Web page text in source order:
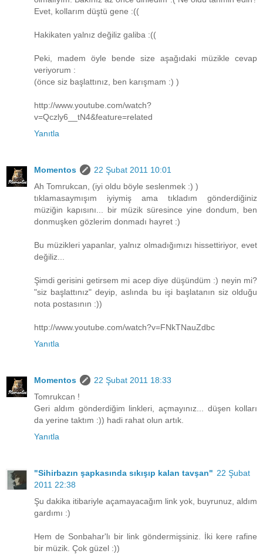
Evet, kollarım düştü gene :((
Hakikaten yalnız değiliz galiba :((
Peki, madem öyle bende size aşağıdaki müzikle cevap
veriyorum :
(önce siz başlattınız, ben karışmam :) )
http://www.youtube.com/watch?
v=Qczly6__tN4&feature=related
Yanıtla
Momentos
22 Şubat 2011 10:01
Ah Tomrukcan, (iyi oldu böyle seslenmek :) )
tıklamasaymışım iyiymiş ama tıkladım gönderdiğiniz
müziğin kapısını... bir müzik süresince yine dondum, ben
donmuşken gözlerim donmadı hayret :)
Bu müzikleri yapanlar, yalnız olmadığımızı hissettiriyor, evet
değiliz...
Şimdi gerisini getirsem mi acep diye düşündüm :) neyin mi?
"siz başlattınız" deyip, aslında bu işi başlatanın siz olduğu
nota postasının :))
http://www.youtube.com/watch?v=FNkTNauZdbc
Yanıtla
Momentos
22 Şubat 2011 18:33
Tomrukcan !
Geri aldım gönderdiğim linkleri, açmayınız... düşen kolları
da yerine taktım :)) hadi rahat olun artık.
Yanıtla
"Sihirbazın şapkasında sıkışıp kalan tavşan" 22 Şubat
2011 22:38
Şu dakika itibariyle açamayacağım link yok, buyrunuz, aldım
gardımı :)
Hem de Sonbahar'lı bir link göndermişsiniz. İki kere rafine
bir müzik. Çok güzel :))